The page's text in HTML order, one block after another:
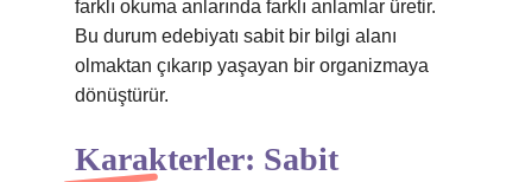
farklı okuma anlarında farklı anlamlar üretir.
Bu durum edebiyatı sabit bir bilgi alanı
olmaktan çıkarıp yaşayan bir organizmaya
dönüştürür.
Karakterler: Sabit